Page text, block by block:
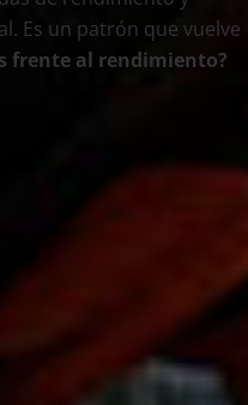
Es un patrón que vuelve
frente al rendimiento?